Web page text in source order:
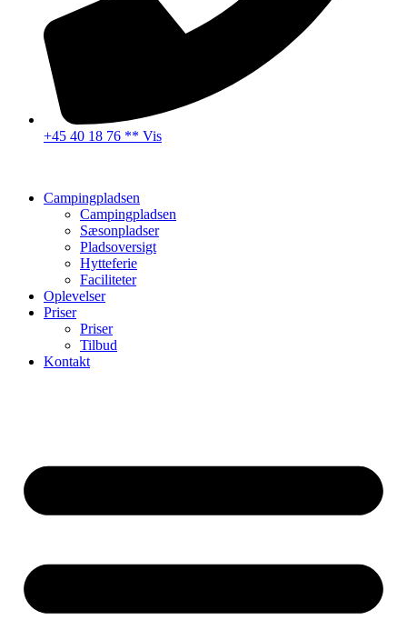
+45 40 18 76 ** Vis
Campingpladsen
Campingpladsen
Sæsonpladser
Pladsoversigt
Hytteferie
Faciliteter
Oplevelser
Priser
Priser
Tilbud
Kontakt